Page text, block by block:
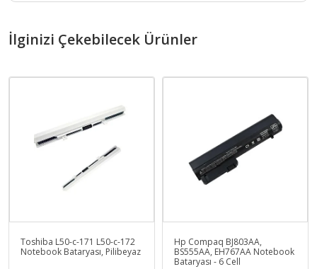
İlginizi Çekebilecek Ürünler
Toshiba L50-c-171 L50-c-172
Notebook Bataryası, Pilibeyaz
Hp Compaq BJ803AA,
BS555AA, EH767AA Notebook
Bataryası - 6 Cell